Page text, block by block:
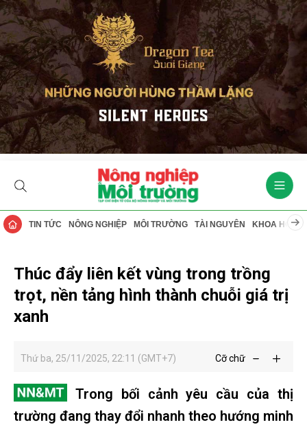
TIN TỨC NÔNG NGHIỆP MÔI TRƯỜNG TÀI NGUYÊN KHOA HỌC
Thúc đẩy liên kết vùng trong trồng
trọt, nền tảng hình thành chuỗi giá trị
xanh
Thứ ba, 25/11/2025, 22:11 (GMT+7) Cỡ chữ
Trong bối cảnh yêu cầu của thị
trường đang thay đổi nhanh theo hướng minh